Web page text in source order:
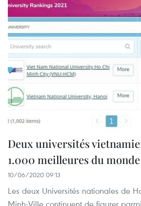
Deux universités
1.000 meilleures du monde
10/06/2020 09:13
Les deux Universités nationales de
Minh-Ville continuent de figurer